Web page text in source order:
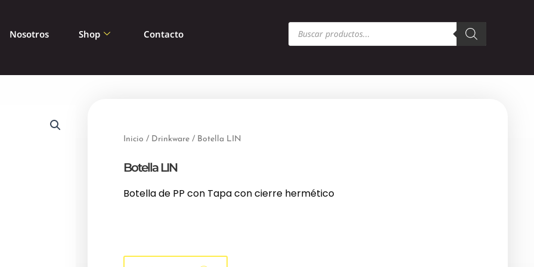
Nosotros Shop Contacto
Búsqueda
de
Inicio / Drinkware / Botella LIN
Botella LIN
Botella de PP con Tapa con cierre hermético